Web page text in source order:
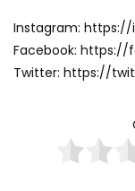
Instagram:
Facebook: https://
Twitter: https://